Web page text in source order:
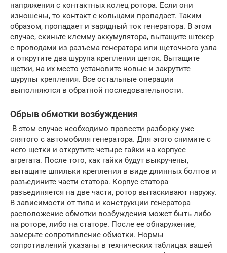
напряжения с контактных колец ротора. Если они
изношены, то контакт с кольцами пропадает. Таким
образом, пропадает и зарядный ток генератора. В этом
случае, скиньте клемму аккумулятора, вытащите штекер
с проводами из разъема генератора или щеточного узла
и открутите два шурупа крепления щеток. Вытащите
щетки, на их место установите новые и закрутите
шурупы крепления. Все остальные операции
выполняются в обратной последовательности.
Обрыв обмотки возбуждения
В этом случае необходимо провести разборку уже
снятого с автомобиля генератора. Для этого снимите с
него щетки и открутите четыре гайки на корпусе
агрегата. После того, как гайки будут выкручены,
вытащите шпильки крепления в виде длинных болтов и
разъедините части статора. Корпус статора
разъединяется на две части, ротор вытаскивают наружу.
В зависимости от типа и конструкции генератора
расположение обмотки возбуждения может быть либо
на роторе, либо на статоре. После ее обнаружение,
замерьте сопротивление обмотки. Нормы
сопротивлений указаны в технических таблицах вашей